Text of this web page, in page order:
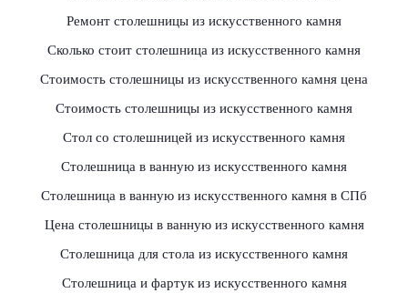
Ремонт столешницы из искусственного камня
Сколько стоит столешница из искусственного камня
Стоимость столешницы из искусственного камня цена
Стоимость столешницы из искусственного камня
Стол со столешницей из искусственного камня
Столешница в ванную из искусственного камня
Столешница в ванную из искусственного камня в СПб
Цена столешницы в ванную из искусственного камня
Столешница для стола из искусственного камня
Столешница и фартук из искусственного камня